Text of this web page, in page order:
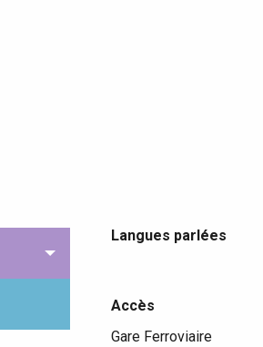
Langues parlées
Langues parlées
Accès
Accès
Gare Ferroviaire